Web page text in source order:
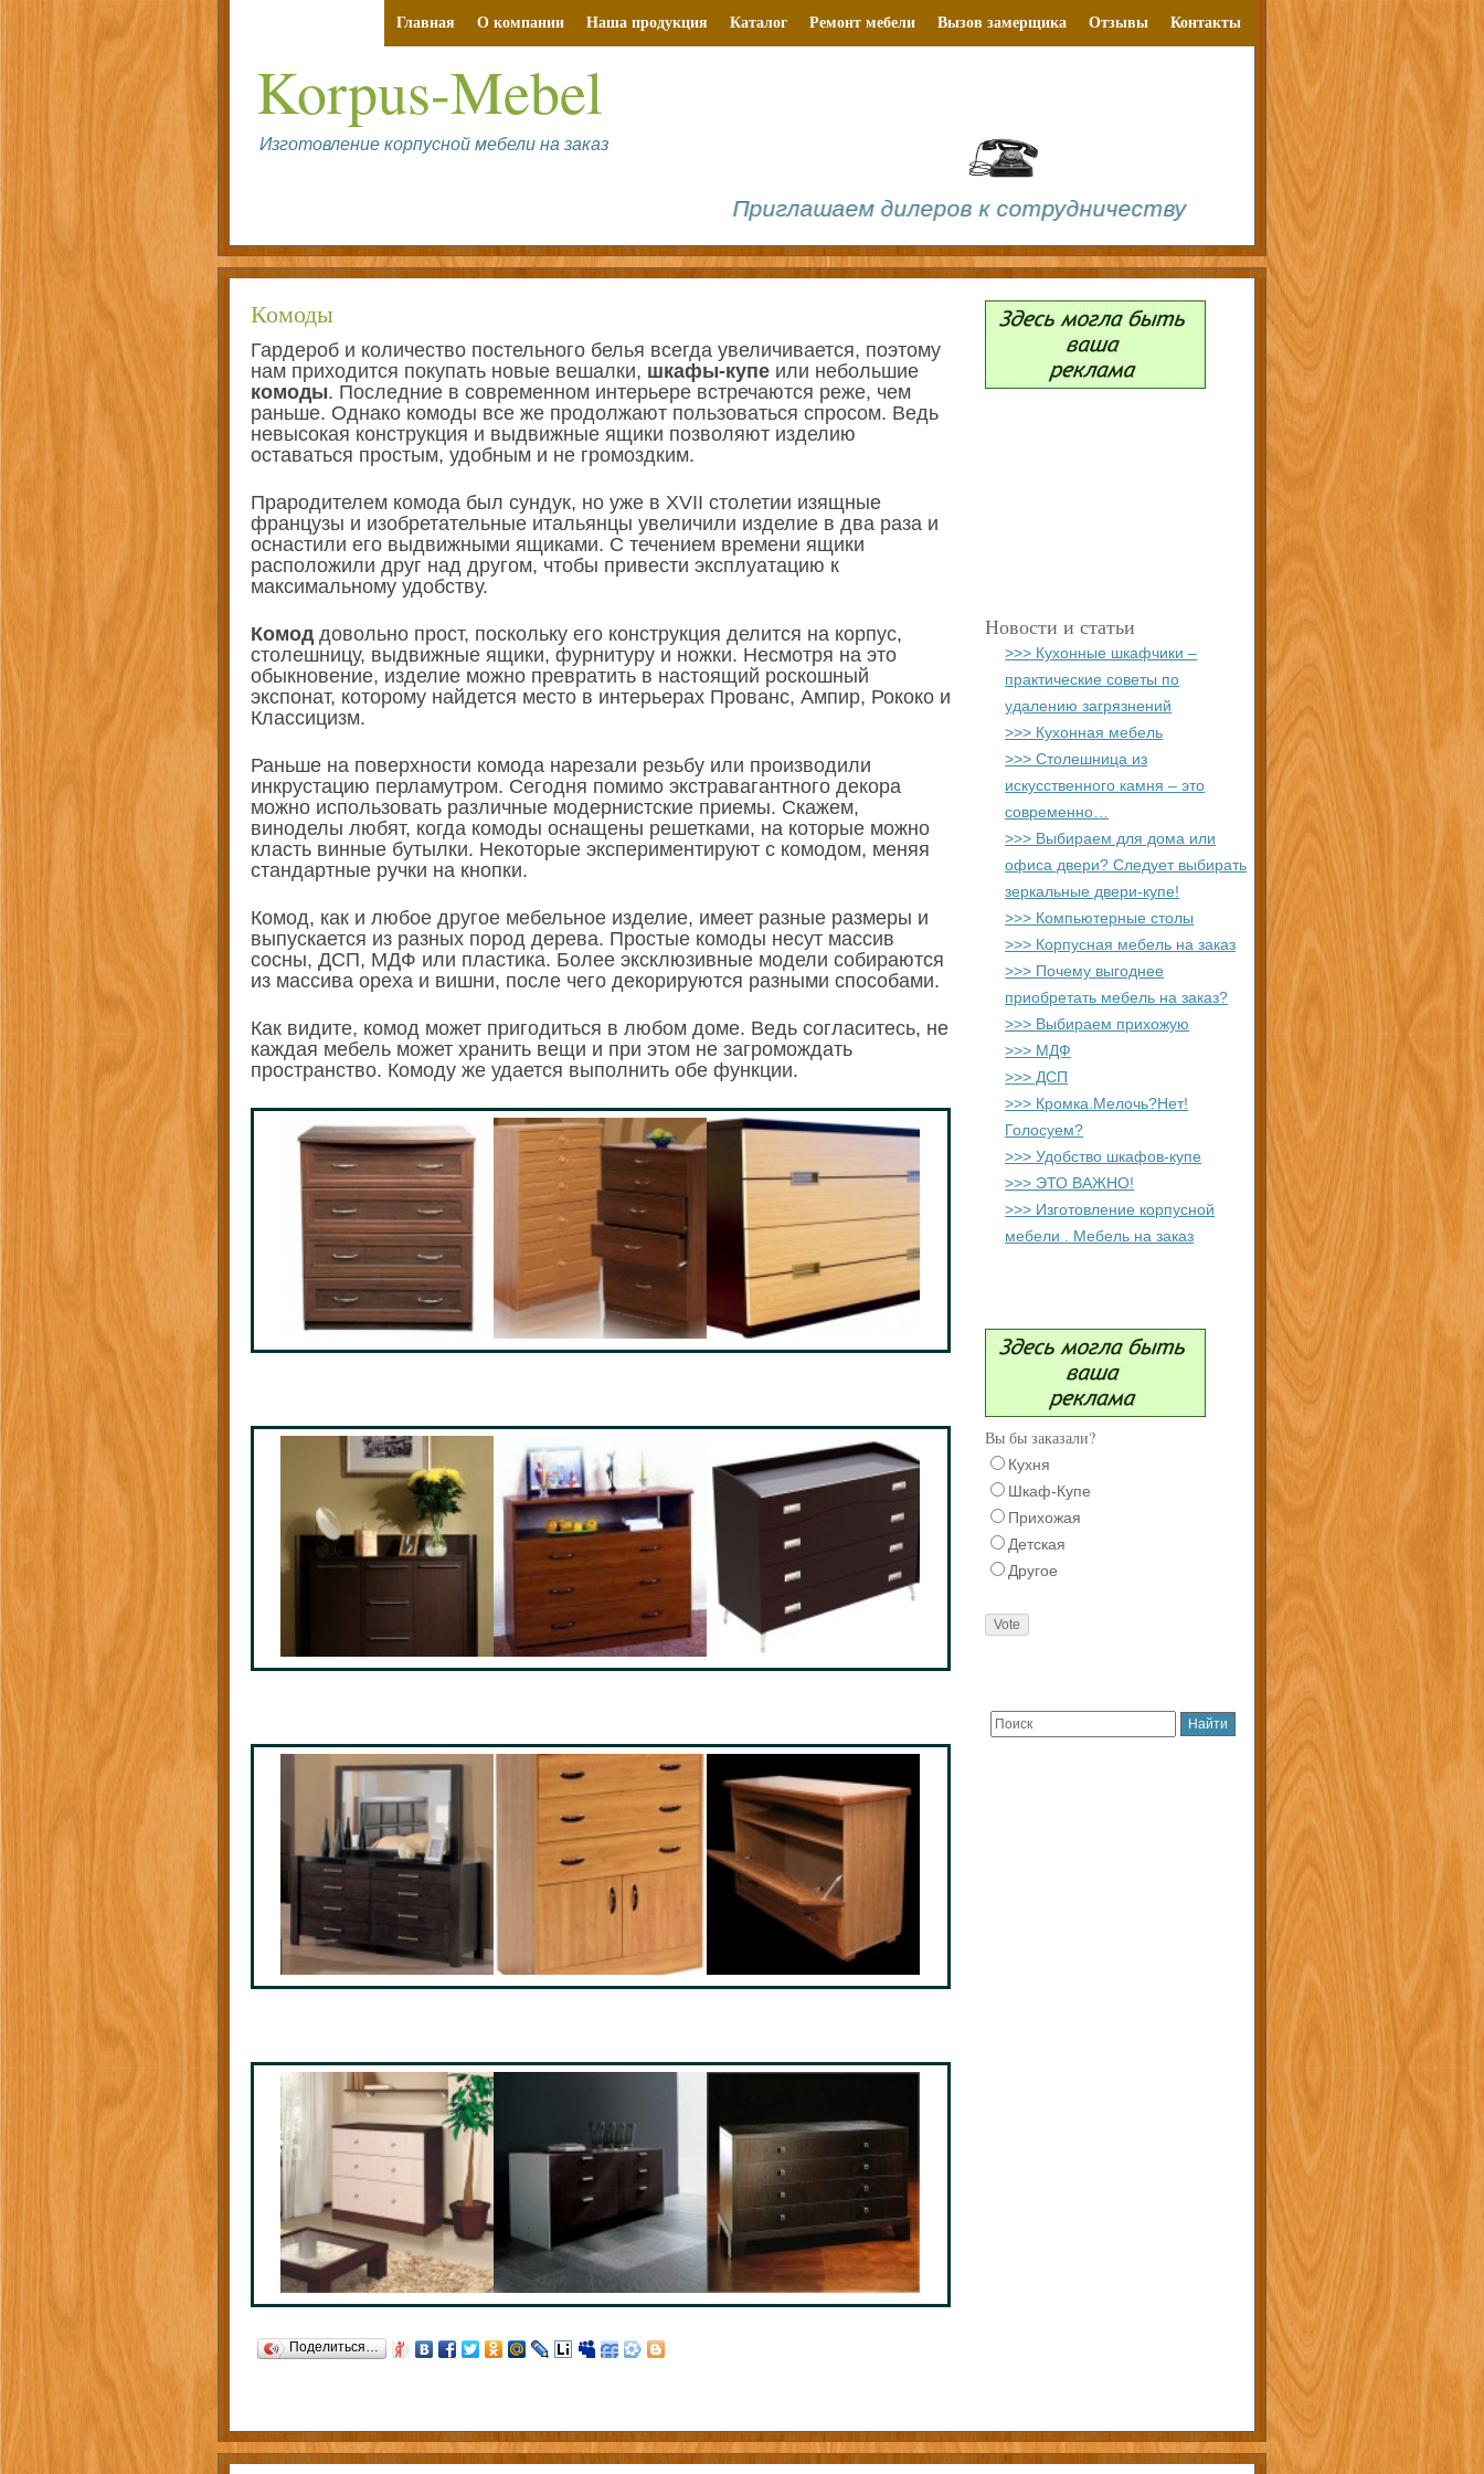
Главная О компании Наша продукция Каталог Ремонт мебели Вызов замерщика Отзывы Контакты
Korpus-Mebel
Изготовление корпусной мебели на заказ
Приглашаем дилеров к сотрудничеству
Комоды
Гардероб и количество постельного белья всегда увеличивается, поэтому
нам приходится покупать новые вешалки, шкафы-купе или небольшие
комоды. Последние в современном интерьере встречаются реже, чем
раньше. Однако комоды все же продолжают пользоваться спросом. Ведь
невысокая конструкция и выдвижные ящики позволяют изделию
оставаться простым, удобным и не громоздким.
Прародителем комода был сундук, но уже в XVII столетии изящные
французы и изобретательные итальянцы увеличили изделие в два раза и
оснастили его выдвижными ящиками. С течением времени ящики
расположили друг над другом, чтобы привести эксплуатацию к
максимальному удобству.
Комод довольно прост, поскольку его конструкция делится на корпус,
столешницу, выдвижные ящики, фурнитуру и ножки. Несмотря на это
обыкновение, изделие можно превратить в настоящий роскошный
экспонат, которому найдется место в интерьерах Прованс, Ампир, Рококо и
Классицизм.
Раньше на поверхности комода нарезали резьбу или производили
инкрустацию перламутром. Сегодня помимо экстравагантного декора
можно использовать различные модернистские приемы. Скажем,
виноделы любят, когда комоды оснащены решетками, на которые можно
класть винные бутылки. Некоторые экспериментируют с комодом, меняя
стандартные ручки на кнопки.
Комод, как и любое другое мебельное изделие, имеет разные размеры и
выпускается из разных пород дерева. Простые комоды несут массив
сосны, ДСП, МДФ или пластика. Более эксклюзивные модели собираются
из массива ореха и вишни, после чего декорируются разными способами.
Как видите, комод может пригодиться в любом доме. Ведь согласитесь, не
каждая мебель может хранить вещи и при этом не загромождать
пространство. Комоду же удается выполнить обе функции.
Поделиться…
Новости и статьи
>>> Кухонные шкафчики –
практические советы по
удалению загрязнений
>>> Кухонная мебель
>>> Столешница из
искусственного камня – это
современно…
>>> Выбираем для дома или
офиса двери? Следует выбирать
зеркальные двери-купе!
>>> Компьютерные столы
>>> Корпусная мебель на заказ
>>> Почему выгоднее
приобретать мебель на заказ?
>>> Выбираем прихожую
>>> МДФ
>>> ДСП
>>> Кромка.Мелочь?Нет!
Голосуем?
>>> Удобство шкафов-купе
>>> ЭТО ВАЖНО!
>>> Изготовление корпусной
мебели . Мебель на заказ
Вы бы заказали?
Кухня
Шкаф-Купе
Прихожая
Детская
Другое